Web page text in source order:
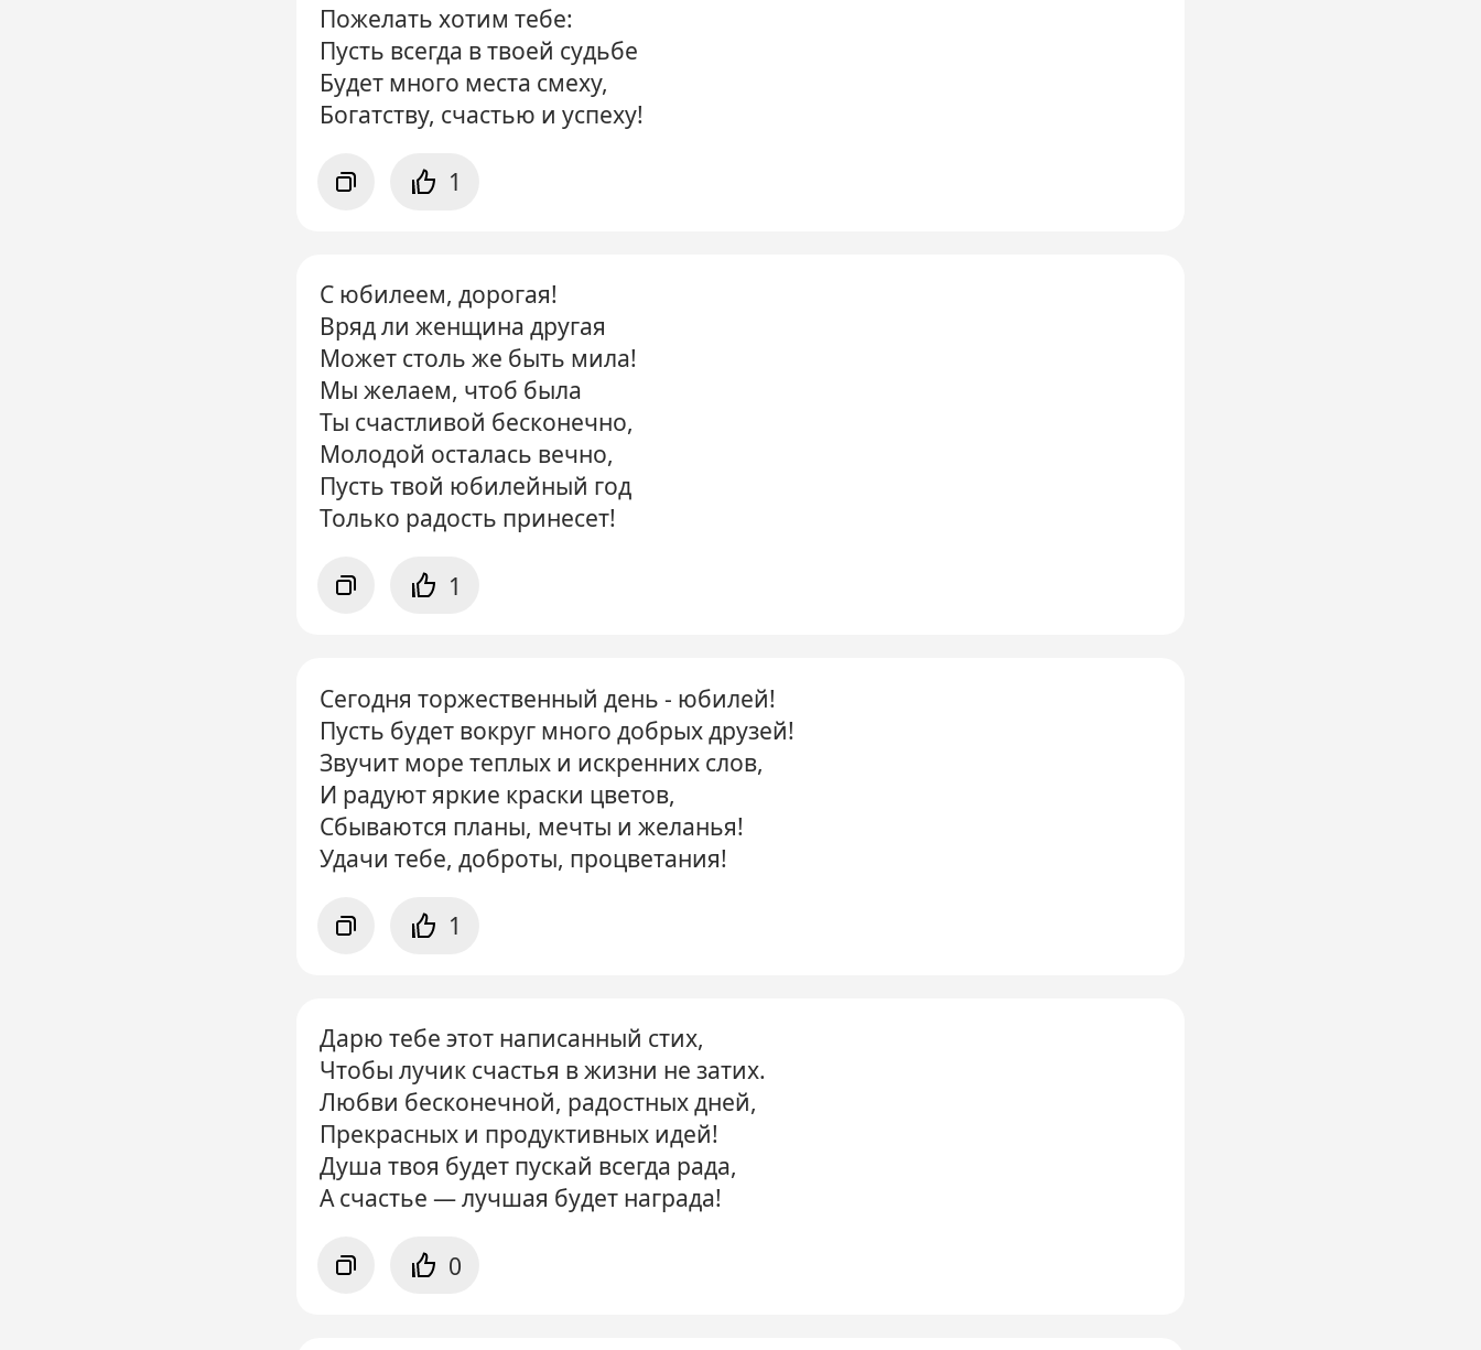
Пожелать хотим тебе:
Пусть всегда в твоей судьбе
Будет много места смеху,
Богатству, счастью и успеху!
1
С юбилеем, дорогая!
Вряд ли женщина другая
Может столь же быть мила!
Мы желаем, чтоб была
Ты счастливой бесконечно,
Молодой осталась вечно,
Пусть твой юбилейный год
Только радость принесет!
1
Сегодня торжественный день - юбилей!
Пусть будет вокруг много добрых друзей!
Звучит море теплых и искренних слов,
И радуют яркие краски цветов,
Сбываются планы, мечты и желанья!
Удачи тебе, доброты, процветания!
1
Дарю тебе этот написанный стих,
Чтобы лучик счастья в жизни не затих.
Любви бесконечной, радостных дней,
Прекрасных и продуктивных идей!
Душа твоя будет пускай всегда рада,
А счастье — лучшая будет награда!
0